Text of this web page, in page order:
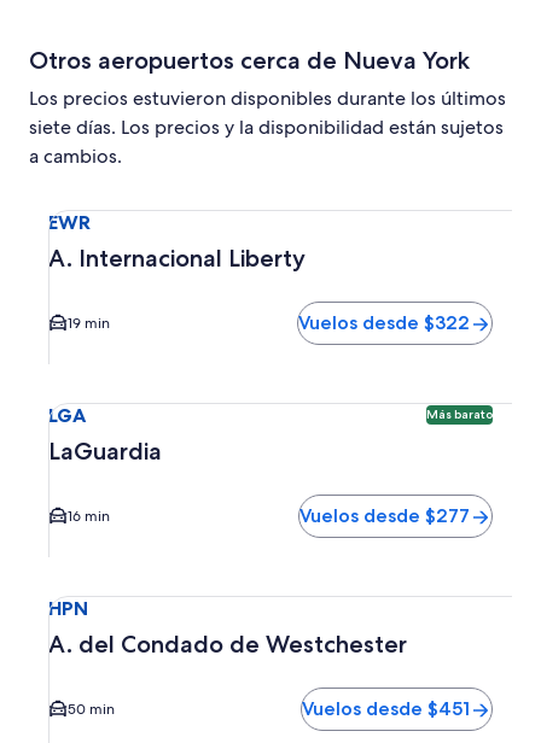
Otros aeropuertos cerca de Nueva York
Los precios estuvieron disponibles durante los últimos
siete días. Los precios y la disponibilidad están sujetos
a cambios.
EWR
A. Internacional Liberty
19 min Vuelos desde $322
LGA Más barato
LaGuardia
16 min Vuelos desde $277
HPN
A. del Condado de Westchester
50 min Vuelos desde $451